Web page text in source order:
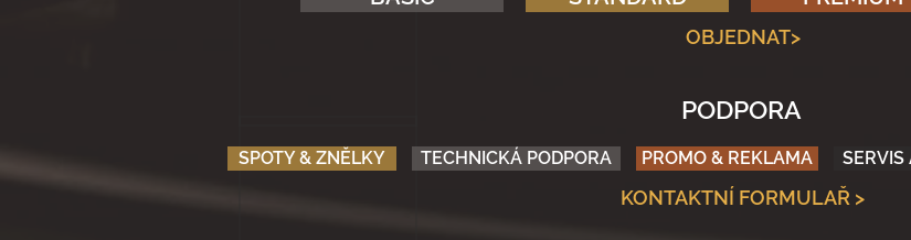
PODPORA
SPOTY & ZNĚLKY TECHNICKÁ PODPORA PROMO & REKLAMA SERVIS
OBJEDNAT>
KONTAKTNÍ FORMULAŘ >